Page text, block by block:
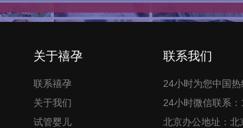
关于禧孕
联系禧孕
关于我们
试管婴儿
联系我们
24小时为您中国
24小时微信联系
北京办公地址：北